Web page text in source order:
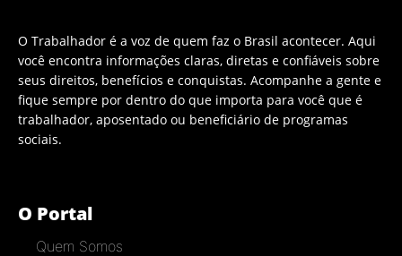
O Trabalhador é a voz de quem faz o Brasil acontecer. Aqui
você encontra informações claras, diretas e confiáveis sobre
seus direitos, benefícios e conquistas. Acompanhe a gente e
fique sempre por dentro do que importa para você que é
trabalhador, aposentado ou beneficiário de programas
sociais.
O Portal
Quem Somos